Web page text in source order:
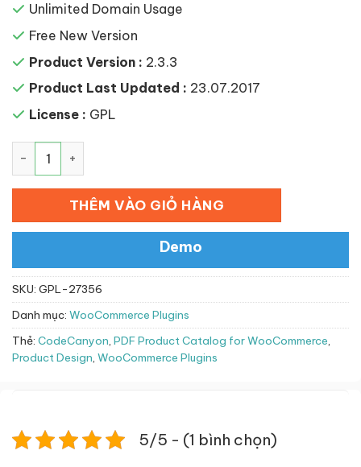
Unlimited Domain Usage
Free New Version
Product Version : 2.3.3
Product Last Updated : 23.07.2017
License : GPL
THÊM VÀO GIỎ HÀNG
Demo
SKU: GPL-27356
Danh mục: WooCommerce Plugins
Thẻ: CodeCanyon, PDF Product Catalog for WooCommerce,
Product Design, WooCommerce Plugins
5/5 - (1 bình chọn)